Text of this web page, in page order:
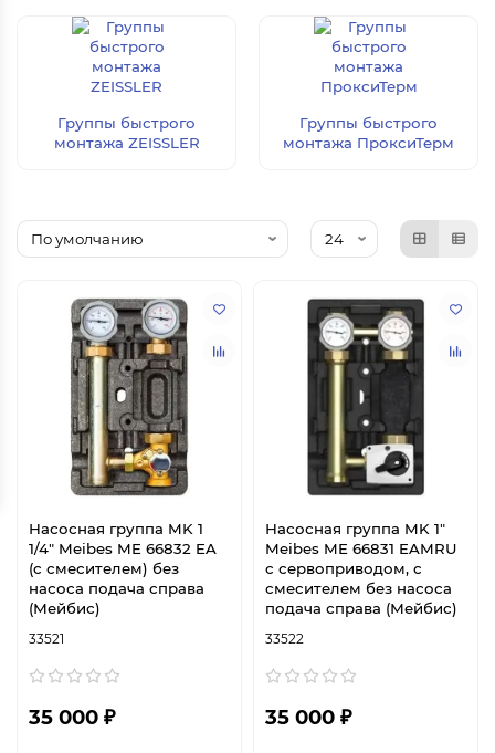
Группы быстрого
монтажа ZEISSLER
Группы быстрого
монтажа ПроксиТерм
Насосная группа MK 1
1/4" Meibes ME 66832 EA
(с смесителем) без
насоса подача справа
(Мейбис)
33521
35 000 ₽
Насосная группа MK 1"
Meibes ME 66831 EAMRU
с сервоприводом, с
смесителем без насоса
подача справа (Мейбис)
33522
35 000 ₽